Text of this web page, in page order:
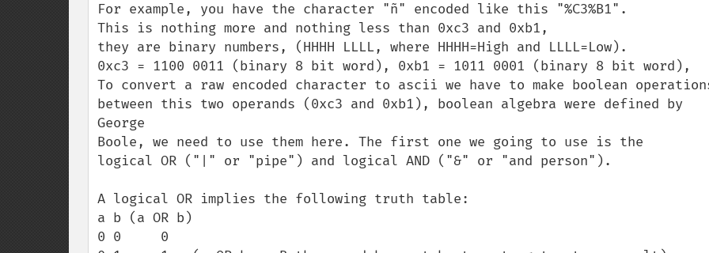
For example, you have the character "ñ" encoded like this "%C3%B1".
This is nothing more and nothing less than 0xc3 and 0xb1,
they are binary numbers, (HHHH LLLL, where HHHH=High and LLLL=Low).
0xc3 = 1100 0011 (binary 8 bit word), 0xb1 = 1011 0001 (binary 8 bit word),
To convert a raw encoded character to ascii we have to make boolean
between this two operands (0xc3 and 0xb1), boolean algebra were defined by
George
Boole, we need to use them here. The first one we going to use is the
logical OR ("|" or "pipe") and logical AND ("&" or "and person").
A logical OR implies the following truth table:
a b (a OR b)
0 0     0